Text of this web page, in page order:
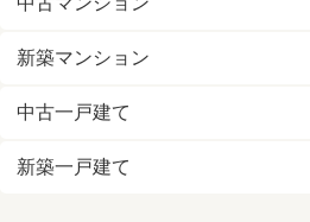
新築マンション
中古一戸建て
新築一戸建て